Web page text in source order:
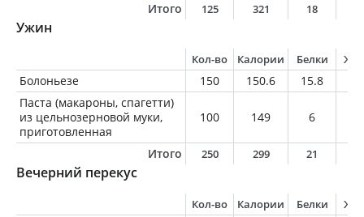
Итого 125 321 18
Ужин
Кол-во Калории Белки
Болоньезе 150 150.6 15.8
Паста (макароны, спагетти)
из цельнозерновой муки,
приготовленная
100 149 6
Итого 250 299 21
Вечерний перекус
Кол-во Калории Белки